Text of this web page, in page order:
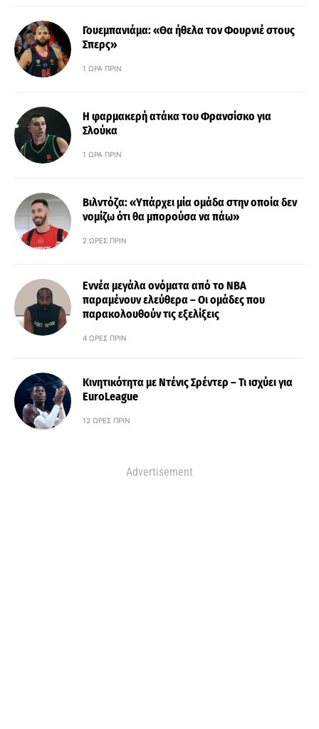
Γουεμπανιάμα: «Θα ήθελα τον Φουρνιέ στους
Σπερς»
1 ΏΡΑ ΠΡΙΝ
Η φαρμακερή ατάκα του Φρανσίσκο για
Σλούκα
1 ΏΡΑ ΠΡΙΝ
Βιλντόζα: «Υπάρχει μία ομάδα στην οποία δεν
νομίζω ότι θα μπορούσα να πάω»
2 ΏΡΕΣ ΠΡΙΝ
Εννέα μεγάλα ονόματα από το ΝΒΑ
παραμένουν ελεύθερα – Οι ομάδες που
παρακολουθούν τις εξελίξεις
4 ΏΡΕΣ ΠΡΙΝ
Κινητικότητα με Ντένις Σρέντερ – Τι ισχύει για
EuroLeague
12 ΏΡΕΣ ΠΡΙΝ
Advertisement